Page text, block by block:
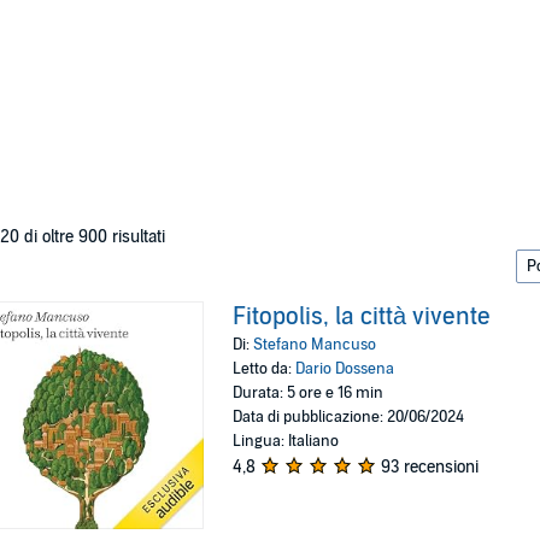
di oltre 900 risultati
Fitopolis, la città vivente
Di:Stefano Mancuso
Letto da: Dario Dossena
Durata: 5 ore e 16 min
Data di pubblicazione: 20/06/2024
Lingua: Italiano
4,8 93 recensioni